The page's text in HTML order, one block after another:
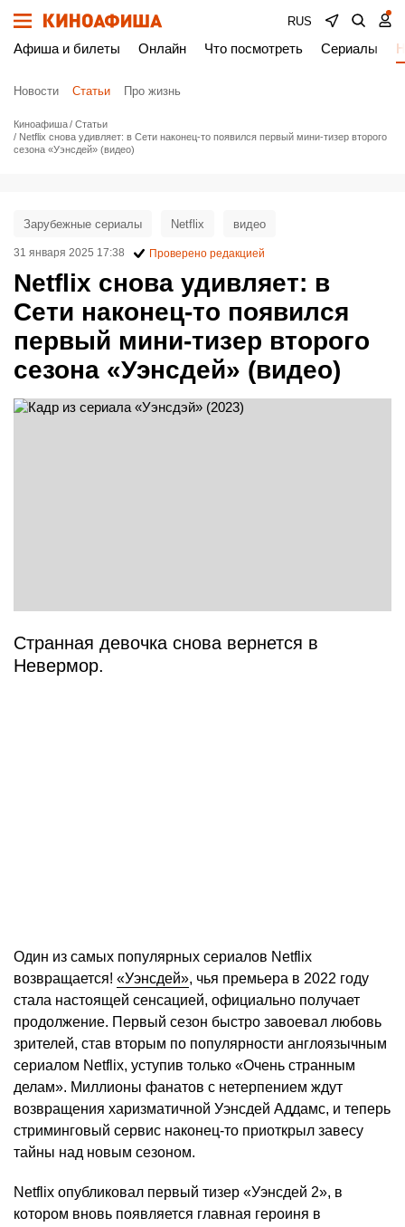
RUS
Афиша и билеты Онлайн Что посмотреть Сериалы
Новости Статьи Про жизнь
Киноафиша
Статьи
Netflix снова удивляет: в Сети наконец-то появился первый мини-тизер второго
сезона «Уэнсдей» (видео)
Netflix снова удивляет: в
Сети наконец-то появился
первый мини-тизер второго
сезона «Уэнсдей» (видео)
Зарубежные сериалы Netflix видео
31 января 2025 17:38 Проверено редакцией
Странная девочка снова вернется в
Невермор.
Один из самых популярных сериалов Netflix
возвращается! «Уэнсдей», чья премьера в 2022 году
стала настоящей сенсацией, официально получает
продолжение. Первый сезон быстро завоевал любовь
зрителей, став вторым по популярности англоязычным
сериалом Netflix, уступив только «Очень странным
делам». Миллионы фанатов с нетерпением ждут
возвращения харизматичной Уэнсдей Аддамс, и теперь
стриминговый сервис наконец-то приоткрыл завесу
тайны над новым сезоном.
Netflix опубликовал первый тизер «Уэнсдей 2», в
котором вновь появляется главная героиня в